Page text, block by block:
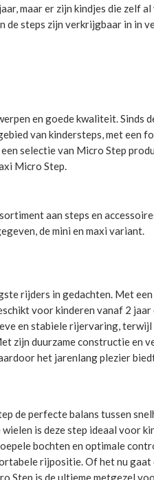
maar er zijn kindjes die zelf
de steps zijn verkrijgbaar in in
en goede kwaliteit. Sinds
van kindersteps, met een
selectie van Micro Step
Micro Step.
aan steps en
de mini en maxi variant.
rijders in gedachten. Met
voor kinderen vanaf 2 jaar
en stabiele rijervaring, terwijl
zijn duurzame constructie en
het jarenlang plezier
de perfecte balans tussen
is deze step ideaal voor
bochten en optimale
rijpositie. Of het nu gaat
Step is de ultieme metgezel